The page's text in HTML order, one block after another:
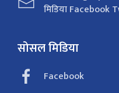
मिडिया Facebook
सोसल मिडिया
Facebook